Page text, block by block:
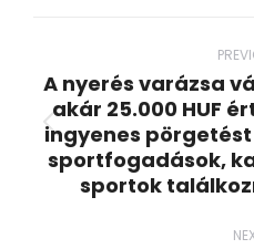
A nyerés varázsa
akár 25.000 HUF
ingyenes
sportfogadások,
sportok